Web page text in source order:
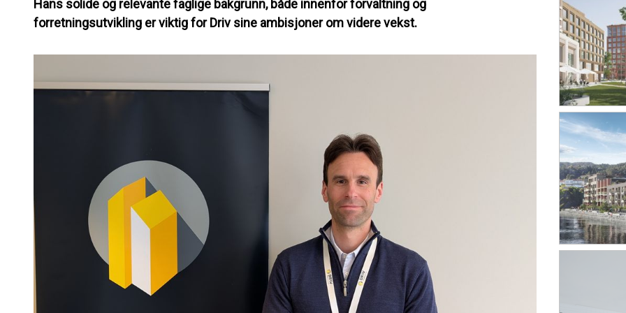
Hans solide og relevante faglige bakgrunn, både innenfor forvaltning og
forretningsutvikling er viktig for Driv sine ambisjoner om videre vekst.